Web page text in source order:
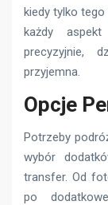
kiedy tylko
każdy
precyzyjnie,
przyjemna.
Opcje
Potrzeby
wybór
transfer. Od
po